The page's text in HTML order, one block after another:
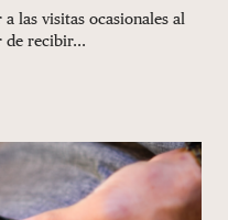
las visitas ocasionales al
de recibir...